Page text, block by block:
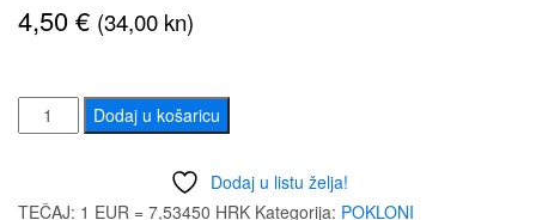
4,50€ (34,00 kn)
PRIVJESAK
DJEMBE
Dodaj u košaricu
Dodaj u listu želja!
TEČAJ: 1 EUR = 7,53450 HRK Kategorija: POKLONI